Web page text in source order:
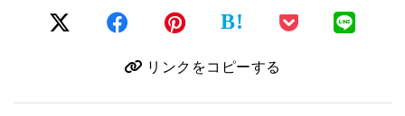
B!
リンクをコピーする